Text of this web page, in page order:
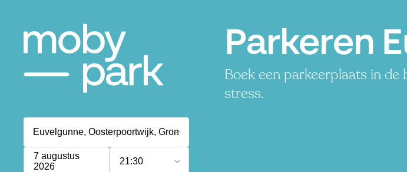
Parkeren
Boek een parkeerplaats in
stress.
7 augustus
2026
21:30